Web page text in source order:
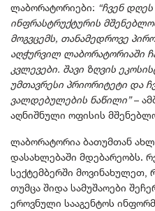
ლაბორატორიები: “ჩვენ
ინფრასტრუქტურის
მოგვცემს, თანამედროვე
აღჭურვილ ლაბორატორიაში
კვლევები. შავი ზღვის
უმთავრესი პრიორიტეტი და
ვალდებულების ნაწილი”–
აღნიშნული ოფისის
ლაბორატორია ბათუმთან
დასახლებაში მდებარეობს.
სექტემბერში მოვინახულეთ,
თუმცა შიდა სამუშაოები
ეროვნული სააგენტოს